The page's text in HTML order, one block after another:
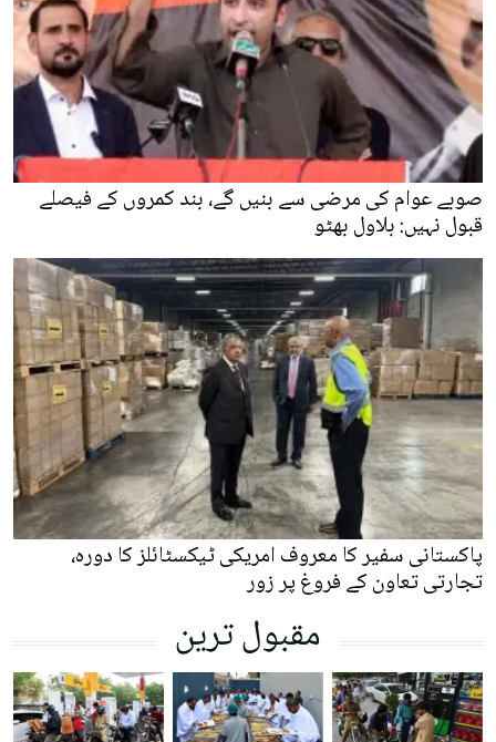
صوبے عوام کی مرضی سے بنیں گے، بند کمروں کے فیصلے
قبول نہیں: بلاول بھٹو
پاکستانی سفیر کا معروف امریکی ٹیکسٹائلز کا دورہ،
تجارتی تعاون کے فروغ پر زور
مقبول ترین